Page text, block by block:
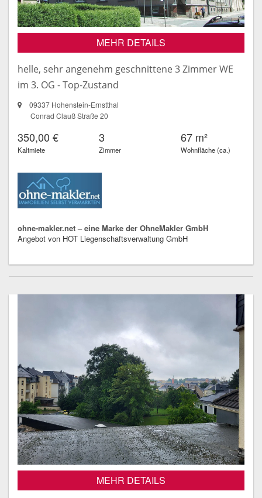
MEHR DETAILS
helle, sehr angenehm geschnittene 3 Zimmer WE
im 3. OG - Top-Zustand
09337 Hohenstein-Ernstthal
Conrad Clauß Straße 20
350,00 €
Kaltmiete
3
Zimmer
67 m²
Wohnfläche (ca.)
ohne-makler.net – eine Marke der OhneMakler GmbH
Angebot von HOT Liegenschaftsverwaltung GmbH
MEHR DETAILS